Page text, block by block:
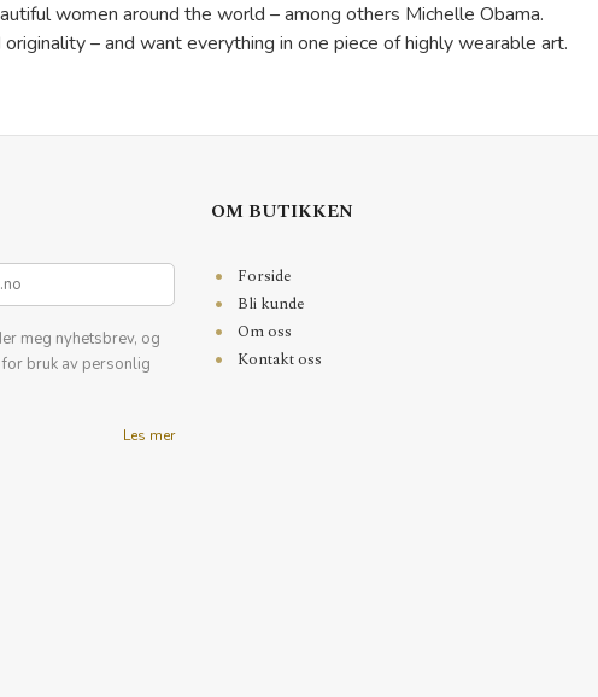
women around the world – among others Michelle Obama.
– and want everything in one piece of highly wearable art.
meg nyhetsbrev, og
bruk av personlig
Les mer
OM BUTIKKEN
Forside
Bli kunde
Om oss
Kontakt oss